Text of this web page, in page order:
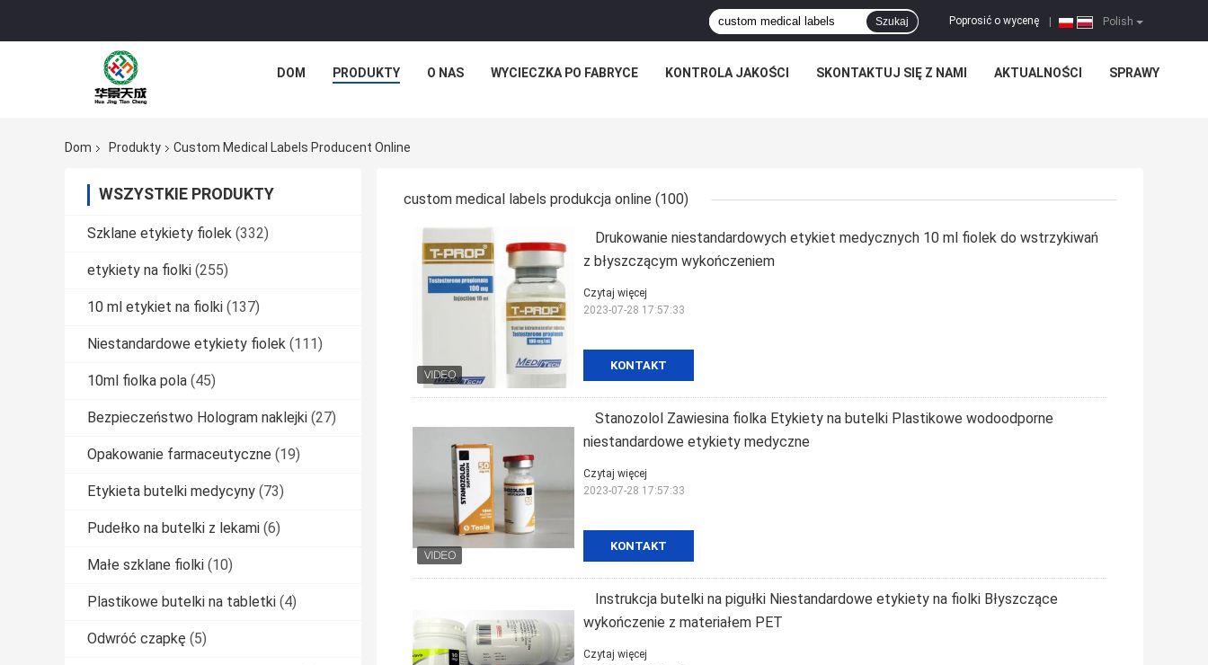
Polish
Poprosić o wycenę
Szukaj
DOM PRODUKTY O NAS WYCIECZKA PO FABRYCE KONTROLA JAKOŚCI SKONTAKTUJ SIĘ Z NAMI AKTUALNOŚCI SPRAWY
Dom Produkty Custom Medical Labels Producent Online
WSZYSTKIE PRODUKTY
Szklane etykiety fiolek (332)
etykiety na fiolki (255)
10 ml etykiet na fiolki (137)
Niestandardowe etykiety fiolek (111)
10ml fiolka pola (45)
Bezpieczeństwo Hologram naklejki (27)
Opakowanie farmaceutyczne (19)
Etykieta butelki medycyny (73)
Pudełko na butelki z lekami (6)
Małe szklane fiolki (10)
Plastikowe butelki na tabletki (4)
Odwróć czapkę (5)
custom medical labels produkcja online (100)
Drukowanie niestandardowych etykiet medycznych 10 ml fiolek do wstrzykiwań
z błyszczącym wykończeniem
KONTAKT
Czytaj więcej
2023-07-28 17:57:33
Stanozolol Zawiesina fiolka Etykiety na butelki Plastikowe wodoodporne
niestandardowe etykiety medyczne
KONTAKT
Czytaj więcej
2023-07-28 17:57:33
Instrukcja butelki na pigułki Niestandardowe etykiety na fiolki Błyszczące
wykończenie z materiałem PET
Czytaj więcej